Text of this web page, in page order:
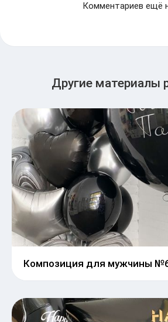
Комментариев ещё
Другие материалы
Композиция для мужчины